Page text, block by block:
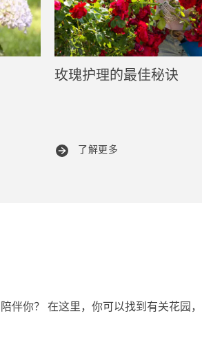
玫瑰护理的最佳秘诀
了解更多
伴你？ 在这里，你可以找到有关花园